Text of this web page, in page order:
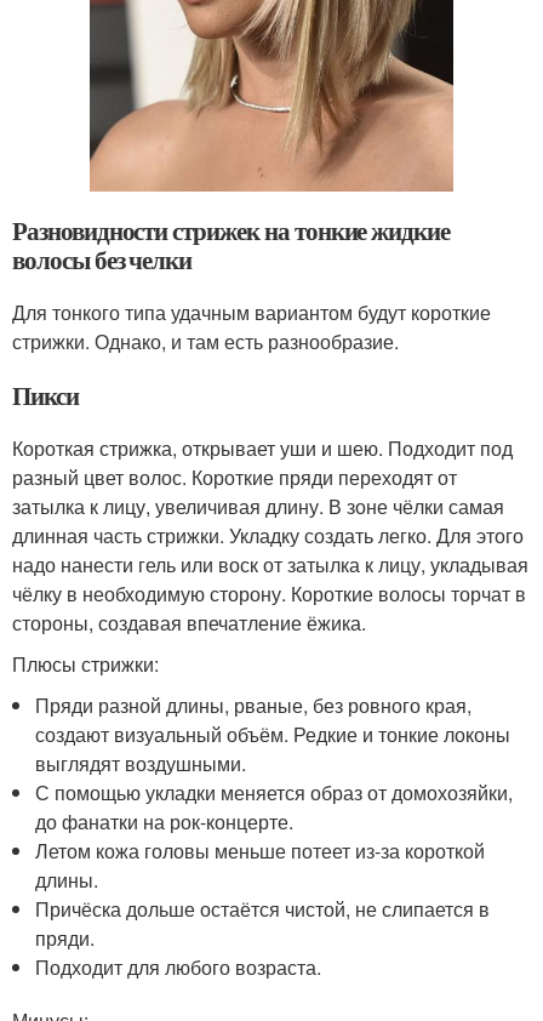
Разновидности стрижек на тонкие жидкие
волосы без челки
Для тонкого типа удачным вариантом будут короткие
стрижки. Однако, и там есть разнообразие.
Пикси
Короткая стрижка, открывает уши и шею. Подходит под
разный цвет волос. Короткие пряди переходят от
затылка к лицу, увеличивая длину. В зоне чёлки самая
длинная часть стрижки. Укладку создать легко. Для этого
надо нанести гель или воск от затылка к лицу, укладывая
чёлку в необходимую сторону. Короткие волосы торчат в
стороны, создавая впечатление ёжика.
Плюсы стрижки:
Пряди разной длины, рваные, без ровного края,
создают визуальный объём. Редкие и тонкие локоны
выглядят воздушными.
С помощью укладки меняется образ от домохозяйки,
до фанатки на рок-концерте.
Летом кожа головы меньше потеет из-за короткой
длины.
Причёска дольше остаётся чистой, не слипается в
пряди.
Подходит для любого возраста.